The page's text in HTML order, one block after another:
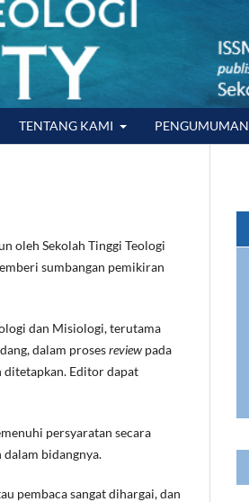
TENTANG KAMI PENGUMUMAN
oleh Sekolah Tinggi Teologi
sumbangan pemikiran
dan Misiologi, terutama
dalam prosesreview pada
ditetapkan. Editor dapat
persyaratan secara
bidangnya.
pembaca sangat dihargai, dan